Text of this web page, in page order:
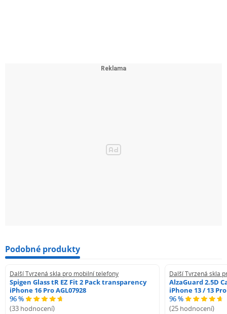
Podobné produkty
Další Tvrzená skla pro mobilní telefony
Spigen Glass tR EZ Fit 2 Pack transparency
iPhone 16 Pro AGL07928
96 %
(33 hodnocení)
Další Tvrzená skla
AlzaGuard 2.5D
iPhone 13 / 13 Pro
96 %
(25 hodnocení)